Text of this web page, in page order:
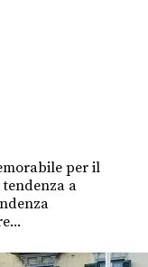
per il
a